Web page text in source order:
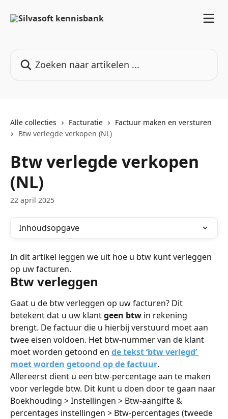
Alle collecties Facturatie
Factuur maken en versturen
Btw verlegde verkopen (NL)
Btw verlegde verkopen
(NL)
22 april 2025
Inhoudsopgave
In dit artikel leggen we uit hoe u btw kunt verleggen
op uw facturen.
Btw verleggen
Gaat u de btw verleggen op uw facturen? Dit
betekent dat u uw klant geen btw in rekening
brengt. De factuur die u hierbij verstuurd moet aan
twee eisen voldoen. Het btw-nummer van de klant
moet worden getoond en de tekst ‘btw verlegd’
moet worden getoond op de factuur.
Allereerst dient u een btw-percentage aan te maken
voor verlegde btw. Dit kunt u doen door te gaan naar
Boekhouding > Instellingen > Btw-aangifte &
percentages instellingen > Btw-percentages (tweede